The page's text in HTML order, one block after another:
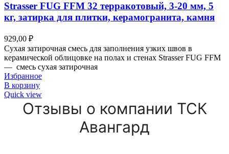
Strasser FUG FFM 32 терракотовый, 3-20 мм, 5
кг, затирка для плитки, керамогранита, камня
929,00 ₽
Сухая затирочная смесь для заполнения узких швов в
керамической облицовке на полах и стенах Strasser FUG FFM
— смесь сухая затирочная
Избранное
В корзину
Quick view
Отзывы о компании ТСК
Авангард